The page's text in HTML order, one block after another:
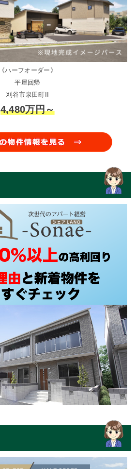
《ハーフオーダー》
平屋回帰
刈谷市泉田町II
4,480万円～